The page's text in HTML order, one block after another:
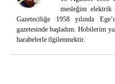
mesleğim
Gazeteciliğe 1958 yılında
gazetesinde başladım. Hobilerim
harabelerle ilgilenmektir.